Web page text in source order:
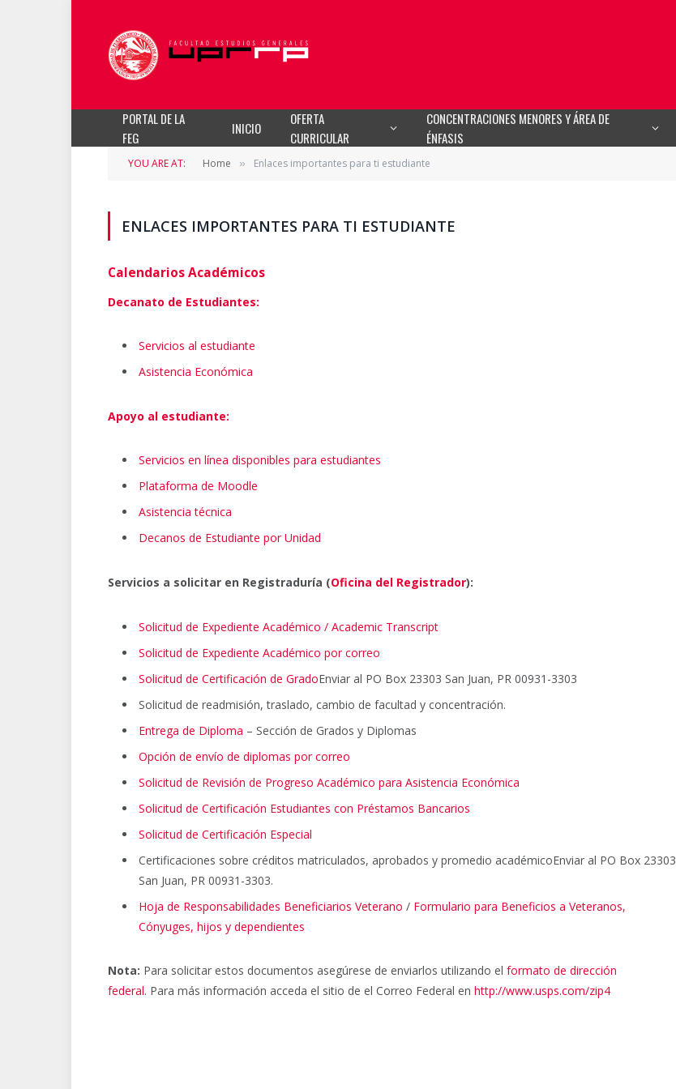
PORTAL DE LA
FEG
INICIO
OFERTA
CURRICULAR
CONCENTRACIONES MENORES Y ÁREA DE
ÉNFASIS
YOU ARE AT: Home » Enlaces importantes para ti estudiante
ENLACES IMPORTANTES PARA TI ESTUDIANTE
Calendarios Académicos
Decanato de Estudiantes:
Servicios al estudiante
Asistencia Económica
Apoyo al estudiante:
Servicios en línea disponibles para estudiantes
Plataforma de Moodle
Asistencia técnica
Decanos de Estudiante por Unidad
Servicios a solicitar en Registraduría (Oficina del Registrador):
Solicitud de Expediente Académico / Academic Transcript
Solicitud de Expediente Académico por correo
Solicitud de Certificación de GradoEnviar al PO Box 23303 San Juan, PR 00931-3303
Solicitud de readmisión, traslado, cambio de facultad y concentración.
Entrega de Diploma – Sección de Grados y Diplomas
Opción de envío de diplomas por correo
Solicitud de Revisión de Progreso Académico para Asistencia Económica
Solicitud de Certificación Estudiantes con Préstamos Bancarios
Solicitud de Certificación Especial
Certificaciones sobre créditos matriculados, aprobados y promedio académicoEnviar al PO Box 23303
San Juan, PR 00931-3303.
Hoja de Responsabilidades Beneficiarios Veterano / Formulario para Beneficios a Veteranos,
Cónyuges, hijos y dependientes
Nota: Para solicitar estos documentos asegúrese de enviarlos utilizando el formato de dirección
federal. Para más información acceda el sitio de el Correo Federal en http://www.usps.com/zip4